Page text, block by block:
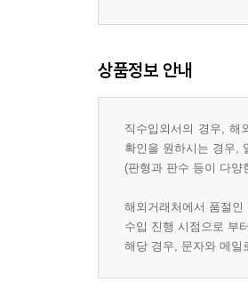
상품정보 안내
직수입외서의 경우, 해
확인을 원하시는 경우,
(판형과 판수 등이 다양
해외거래처에서 품절
수입 진행 시점으로 부
해당 경우, 문자와 메일